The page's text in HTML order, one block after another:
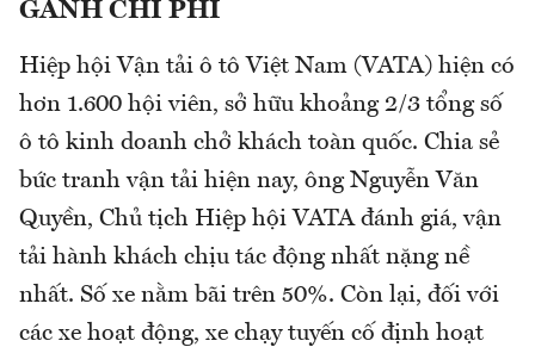
GÁNH CHI PHÍ
Hiệp hội Vận tải ô tô Việt Nam (VATA) hiện có
hơn 1.600 hội viên, sở hữu khoảng 2/3 tổng số
ô tô kinh doanh chở khách toàn quốc. Chia sẻ
bức tranh vận tải hiện nay, ông Nguyễn Văn
Quyền, Chủ tịch Hiệp hội VATA đánh giá, vận
tải hành khách chịu tác động nhất nặng nề
nhất. Số xe nằm bãi trên 50%. Còn lại, đối với
các xe hoạt động, xe chạy tuyến cố định hoạt